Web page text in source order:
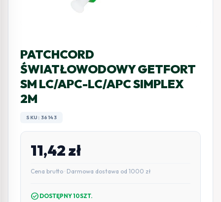
PATCHCORD
ŚWIATŁOWODOWY GETFORT
SM LC/APC-LC/APC SIMPLEX
2M
SKU: 36143
11,42zł
Cena brutto · Darmowa dostawa od 1000 zł
check_circle DOSTĘPNY 10SZT.